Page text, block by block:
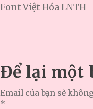
Font Việt Hóa LNTH
Để lại một
Email của bạn sẽ
*